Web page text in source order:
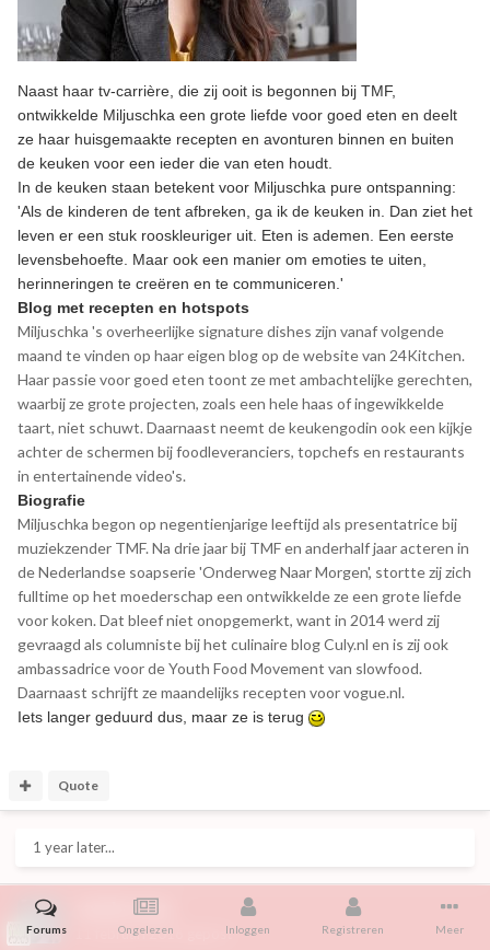
Naast haar tv-carrière, die zij ooit is begonnen bij TMF,
ontwikkelde Miljuschka een grote liefde voor goed eten en deelt
ze haar huisgemaakte recepten en avonturen binnen en buiten
de keuken voor een ieder die van eten houdt.
In de keuken staan betekent voor Miljuschka pure ontspanning:
'Als de kinderen de tent afbreken, ga ik de keuken in. Dan ziet het
leven er een stuk rooskleuriger uit. Eten is ademen. Een eerste
levensbehoefte. Maar ook een manier om emoties te uiten,
herinneringen te creëren en te communiceren.'
Blog met recepten en hotspots
Miljuschka 's overheerlijke signature dishes zijn vanaf volgende
maand te vinden op haar eigen blog op de website van 24Kitchen.
Haar passie voor goed eten toont ze met ambachtelijke gerechten,
waarbij ze grote projecten, zoals een hele haas of ingewikkelde
taart, niet schuwt. Daarnaast neemt de keukengodin ook een kijkje
achter de schermen bij foodleveranciers, topchefs en restaurants
in entertainende video's.
Biografie
Miljuschka begon op negentienjarige leeftijd als presentatrice bij
muziekzender TMF. Na drie jaar bij TMF en anderhalf jaar acteren in
de Nederlandse soapserie 'Onderweg Naar Morgen', stortte zij zich
fulltime op het moederschap een ontwikkelde ze een grote liefde
voor koken. Dat bleef niet onopgemerkt, want in 2014 werd zij
gevraagd als columniste bij het culinaire blog Culy.nl en is zij ook
ambassadrice voor de Youth Food Movement van slowfood.
Daarnaast schrijft ze maandelijks recepten voor vogue.nl.
Iets langer geduurd dus, maar ze is terug
Quote
1 year later...
samba-boy
11 februari 2016 gepost
Forums Ongelezen Inloggen Registreren Meer